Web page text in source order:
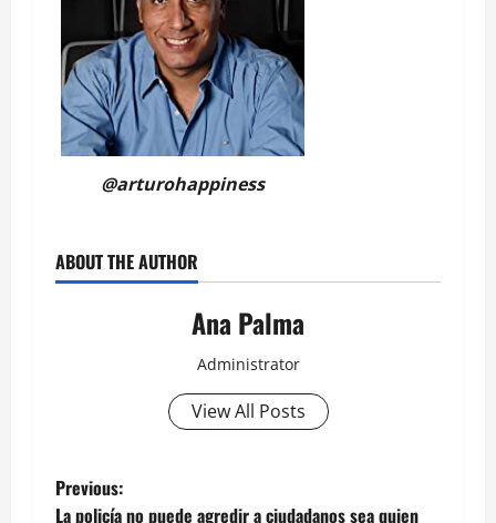
@arturohappiness
ABOUT THE AUTHOR
Ana Palma
Administrator
View All Posts
Post
Previous:
La policía no puede agredir a ciudadanos sea quien